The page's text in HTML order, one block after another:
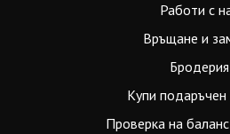
Работи с
Връщане и
Бродерия
Купи подаръчен
Проверка на